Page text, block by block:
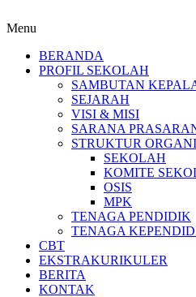
Menu
BERANDA
PROFIL SEKOLAH
SAMBUTAN
SEJARAH
VISI & MISI
SARANA
STRUKTUR
SEKOLAH
KOMITE
OSIS
MPK
TENAGA PENDIDIK
TENAGA
CBT
EKSTRAKURIKULER
BERITA
KONTAK